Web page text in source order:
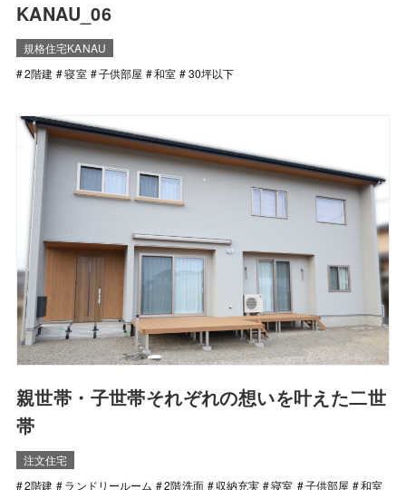
KANAU_06
規格住宅KANAU
2階建
寝室 子供部屋 和室 30坪以下
親世帯・子世帯それぞれの想いを叶えた二世
帯
注文住宅
2階建
ランドリールーム 2階洗面 収納充実 寝室 子供部屋 和室